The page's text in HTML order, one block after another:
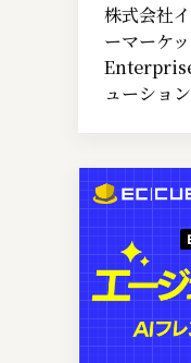
株式会社
ーマーケ
ューショ